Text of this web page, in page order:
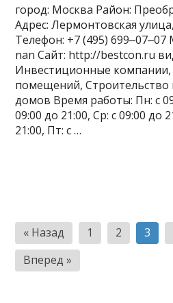
город: Москва Район:
Адрес: Лермонтовская
Телефон: +7 (495)
nan Сайт: http://bestcon.ru
Инвестиционные
помещений,
домов Время работы: Пн: с
09:00 до 21:00, Ср: с 09:00 до
21:00, Пт: с …
Пагинация
записей
« Назад 1 2 3
Вперед »